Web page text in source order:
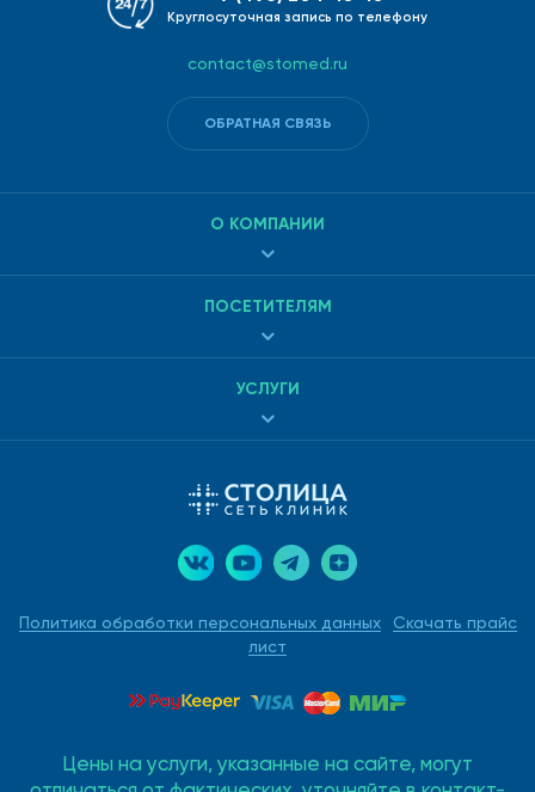
Политика обработки персональных данных
Скачать прайс
лист
О КОМПАНИИ
ПОСЕТИТЕЛЯМ
УСЛУГИ
Круглосуточная запись по телефону
contact@stomed.ru
ОБРАТНАЯ СВЯЗЬ
Цены на услуги, указанные на сайте, могут